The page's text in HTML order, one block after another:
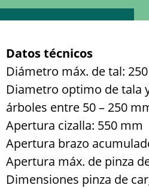
Datos técnicos
Diámetro máx. de tal:
Diametro optimo de tala
árboles entre 50 – 250
Apertura cizalla: 550 mm
Apertura brazo
Apertura máx. de pinza
Dimensiones pinza de